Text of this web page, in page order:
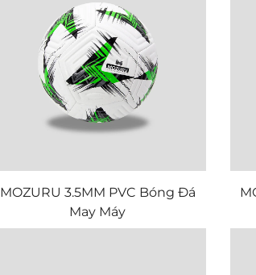
MOZURU 3.5MM PVC Bóng Đá
May Máy